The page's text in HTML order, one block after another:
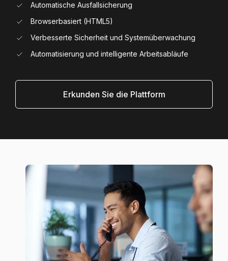
Automatische Ausfallsicherung
Browserbasiert (HTML5)
Verbesserte Sicherheit und Systemüberwachung
Automatisierung und intelligente Arbeitsabläufe
Erkunden Sie die Plattform